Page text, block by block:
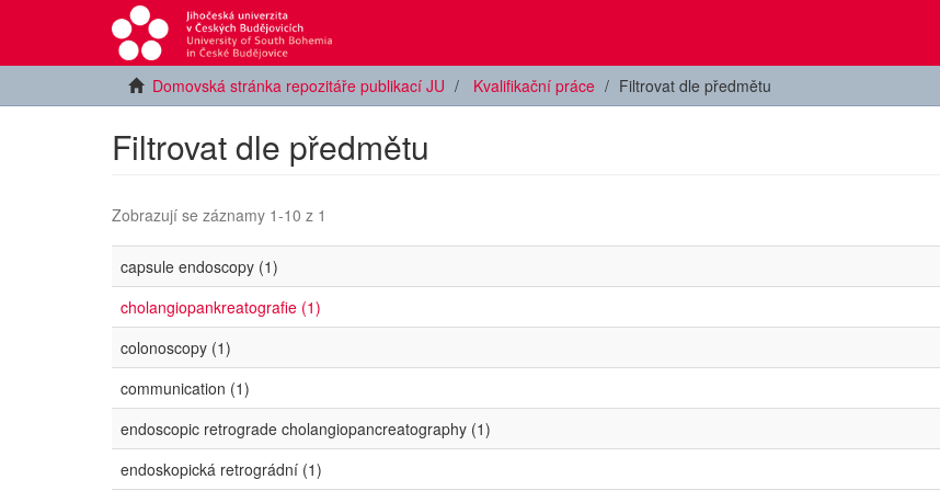
Domovská stránka repozitáře publikací JU Kvalifikační práce Filtrovat dle předmětu
Filtrovat dle předmětu
Zobrazují se záznamy 1-10 z 1
capsule endoscopy (1)
cholangiopankreatografie (1)
colonoscopy (1)
communication (1)
endoscopic retrograde cholangiopancreatography (1)
endoskopická retrográdní (1)